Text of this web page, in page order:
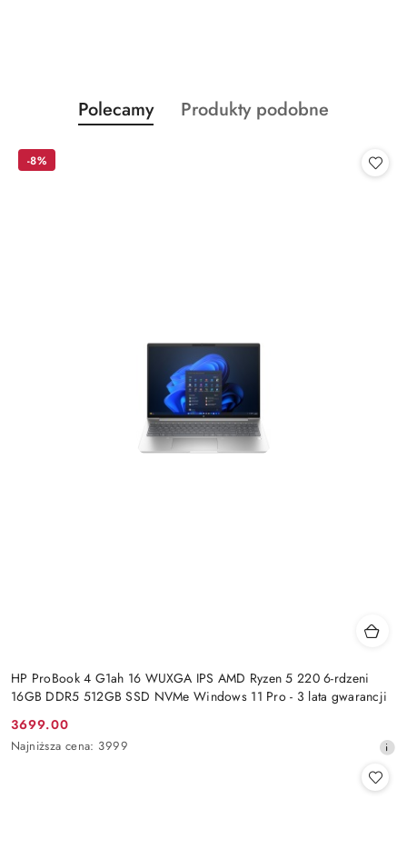
Pomiń karuzelę produktów
Produkty
o
Polecamy
Produkty
Produkty podobne
HP ProBook 4 G1ah 16 WUXGA IPS AMD Ryzen 5 220 6-rdzeni
16GB DDR5 512GB SSD NVMe Windows 11 Pro - 3 lata gwarancji
Cena
promocyjna:
3699.00
Najniższa
Najniższa cena: 3999
-8%